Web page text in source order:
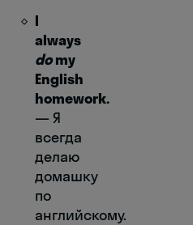
I
always
domy
English
homework.
— Я
всегда
делаю
домашку
по
английскому.